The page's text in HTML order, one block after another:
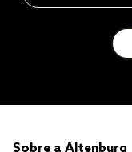
Sobre a Altenburg